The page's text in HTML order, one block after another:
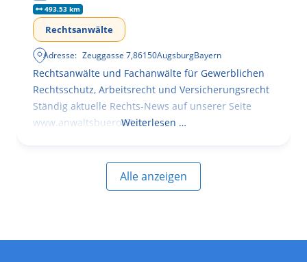
493.53 km
Rechtsanwälte
Adresse: Zeuggasse 7,86150AugsburgBayern
Rechtsanwälte und Fachanwälte für Gewerblichen
Rechtsschutz, Arbeitsrecht und Versicherungsrecht
Ständig aktuelle Rechts-News auf unserer Seite
www.anwaltsbuero47.deWeiterlesen …
Alle anzeigen